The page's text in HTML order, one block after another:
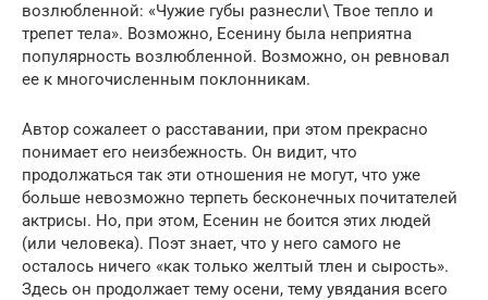
возлюбленной: «Чужие губы разнесли\ Твое тепло и
трепет тела». Возможно, Есенину была неприятна
популярность возлюбленной. Возможно, он ревновал
ее к многочисленным поклонникам.
Автор сожалеет о расставании, при этом прекрасно
понимает его неизбежность. Он видит, что
продолжаться так эти отношения не могут, что уже
больше невозможно терпеть бесконечных почитателей
актрисы. Но, при этом, Есенин не боится этих людей
(или человека). Поэт знает, что у него самого не
осталось ничего «как только желтый тлен и сырость».
Здесь он продолжает тему осени, тему увядания всего